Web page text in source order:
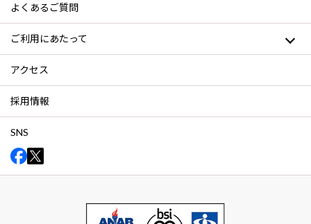
よくあるご質問
ご利用にあたって
アクセス
採用情報
SNS